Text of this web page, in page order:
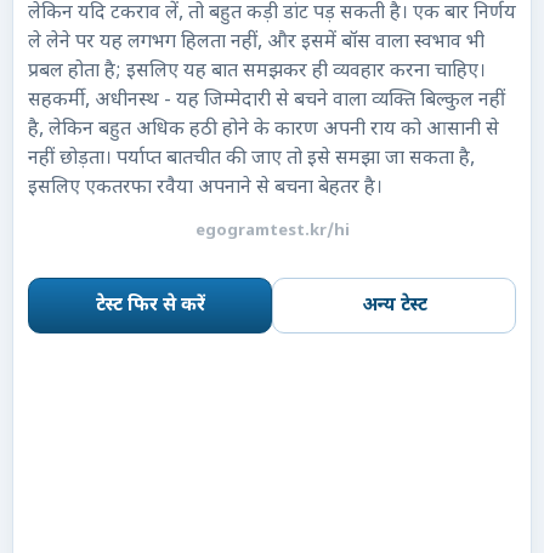
लेकिन यदि टकराव लें, तो बहुत कड़ी डांट पड़ सकती है। एक बार निर्णय
ले लेने पर यह लगभग हिलता नहीं, और इसमें बॉस वाला स्वभाव भी
प्रबल होता है; इसलिए यह बात समझकर ही व्यवहार करना चाहिए।
सहकर्मी, अधीनस्थ - यह जिम्मेदारी से बचने वाला व्यक्ति बिल्कुल नहीं
है, लेकिन बहुत अधिक हठी होने के कारण अपनी राय को आसानी से
नहीं छोड़ता। पर्याप्त बातचीत की जाए तो इसे समझा जा सकता है,
इसलिए एकतरफा रवैया अपनाने से बचना बेहतर है।
egogramtest.kr/hi
टेस्ट फिर से करें अन्य टेस्ट